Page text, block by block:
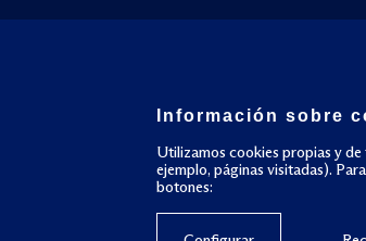
Información sobre
Utilizamos cookies propias y
ejemplo, páginas visitadas).
botones: